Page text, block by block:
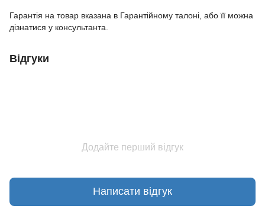
Гарантія на товар вказана в Гарантійному талоні, або її можна
дізнатися у консультанта.
Відгуки
Додайте перший відгук
Написати відгук